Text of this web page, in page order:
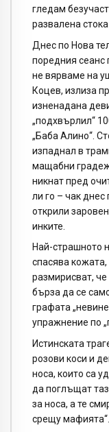
гледам
развалена
Днес по Нова
поредния сеанс
не вярваме на
Коцев, излиза
изненадана
„подхвърлил“
„Баба Алино“.
изпаднал в
мащабни
никнат пред
ли го – чак днес
открили
инките.
Най-страшното
спасява
размирисват,
бърза да се
графата
упражнение по
Истинската
розови коси и
носа, които са
да поглъщат
за носа, а те
срещу мафията“.